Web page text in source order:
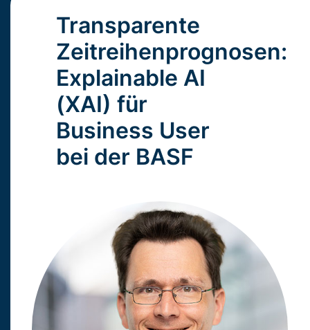
Transparente
Zeitreihenprognosen:
Explainable AI
(XAI) für
Business User
bei der BASF